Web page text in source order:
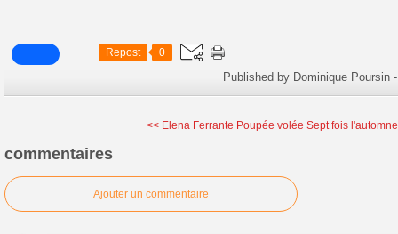
Repost 0
Published by Dominique Poursin -
<< Elena Ferrante Poupée volée Sept fois
commentaires
Ajouter un commentaire